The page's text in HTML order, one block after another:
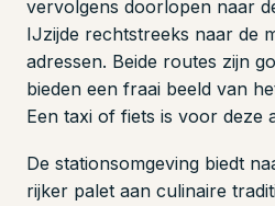
vervolgens doorlopen naar
IJzijde rechtstreeks naar de
adressen. Beide routes zijn
bieden een fraai beeld van
Een taxi of fiets is voor deze
De stationsomgeving biedt
rijker palet aan culinaire